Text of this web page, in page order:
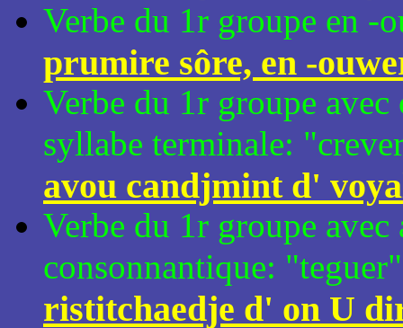
Verbe du 1r groupe en
prumire sôre, en -
Verbe du 1r groupe
syllabe terminale:
avou candjmint d'
Verbe du 1r groupe
consonnantique:
ristitchaedje d' on U